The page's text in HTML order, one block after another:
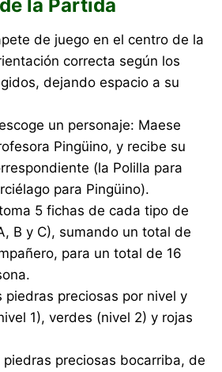
la Partida
de juego en el centro de la
correcta según los
dejando espacio a su
un personaje: Maese
Pingüino, y recibe su
(la Polilla para
para Pingüino).
5 fichas de cada tipo de
B y C), sumando un total de
para un total de 16
piedras preciosas por nivel y
1), verdes (nivel 2) y rojas
piedras preciosas bocarriba, de